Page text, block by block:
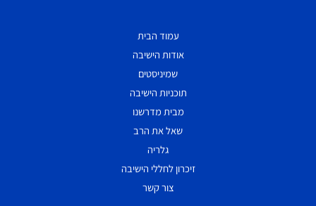
עמוד הבית
אודות הישיבה
שמיניסטים
תוכניות הישיבה
מבית מדרשנו
שאל את הרב
גלריה
זיכרון לחללי הישיבה
צור קשר